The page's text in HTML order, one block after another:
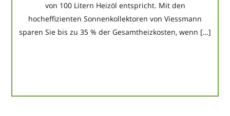
von 100 Litern Heizöl entspricht. Mit den
hocheffizienten Sonnenkollektoren von Viessmann
sparen Sie bis zu 35 % der Gesamtheizkosten, wenn […]